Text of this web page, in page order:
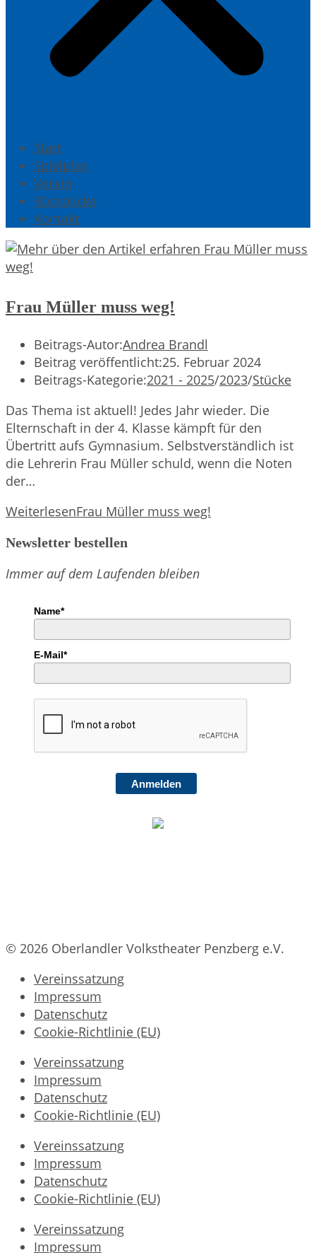
Start
Spielplan
Verein
Rückblicke
Kontakt
Frau Müller muss weg!
Beitrags-Autor:Andrea Brandl
Beitrag veröffentlicht:25. Februar 2024
Beitrags-Kategorie:2021 - 2025/2023/Stücke
Das Thema ist aktuell! Jedes Jahr wieder. Die
Elternschaft in der 4. Klasse kämpft für den
Übertritt aufs Gymnasium. Selbstverständlich ist
die Lehrerin Frau Müller schuld, wenn die Noten
der…
WeiterlesenFrau Müller muss weg!
Newsletter bestellen
Immer auf dem Laufenden bleiben
Name*
E-Mail*
Anmelden
© 2026 Oberlandler Volkstheater Penzberg e.V.
Vereinssatzung
Impressum
Datenschutz
Cookie-Richtlinie (EU)
Vereinssatzung
Impressum
Datenschutz
Cookie-Richtlinie (EU)
Vereinssatzung
Impressum
Datenschutz
Cookie-Richtlinie (EU)
Vereinssatzung
Impressum